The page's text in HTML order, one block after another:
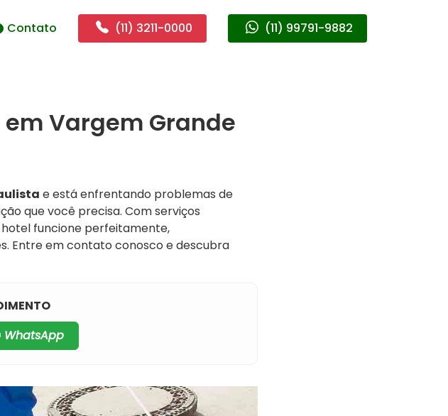
Contato (11) 3211-0000 (11) 99791-9882
Vargem Grande
e está enfrentando problemas de
que você precisa. Com serviços
funcione perfeitamente,
Entre em contato conosco e descubra
WhatsApp